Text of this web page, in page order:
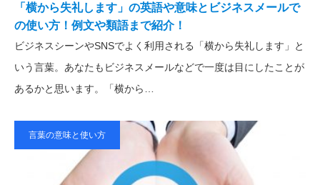
「横から失礼します」の英語や意味とビジネスメールで
の使い方！例文や類語まで紹介！
ビジネスシーンやSNSでよく利用される「横から失礼します」と
いう言葉。あなたもビジネスメールなどで一度は目にしたことが
あるかと思います。「横から…
言葉の意味と使い方